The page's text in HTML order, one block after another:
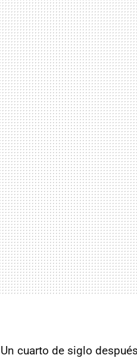
Un cuarto de siglo